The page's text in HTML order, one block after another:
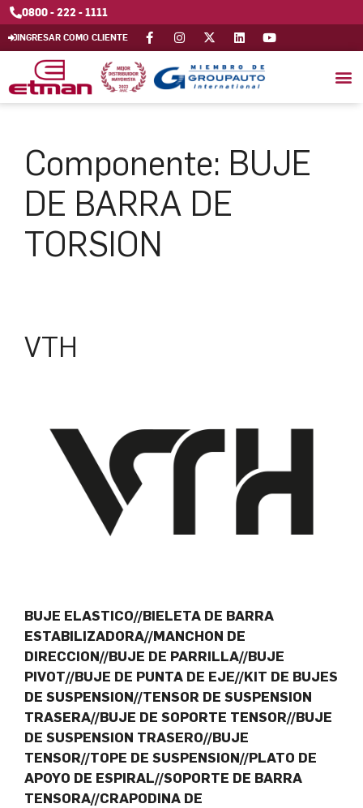
0800 - 222 - 1111
INGRESAR COMO CLIENTE
Componente: BUJE
DE BARRA DE
TORSION
VTH
BUJE ELASTICO//BIELETA DE BARRA
ESTABILIZADORA//MANCHON DE
DIRECCION//BUJE DE PARRILLA//BUJE
PIVOT//BUJE DE PUNTA DE EJE//KIT DE BUJES
DE SUSPENSION//TENSOR DE SUSPENSION
TRASERA//BUJE DE SOPORTE TENSOR//BUJE
DE SUSPENSION TRASERO//BUJE
TENSOR//TOPE DE SUSPENSION//PLATO DE
APOYO DE ESPIRAL//SOPORTE DE BARRA
TENSORA//CRAPODINA DE